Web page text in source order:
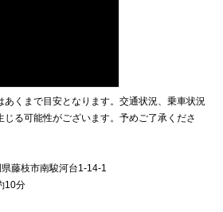
くまで目安となります。交通状況、乗車状況
じる可能性がございます。予めご了承くださ
藤枝市南駿河台1-14-1
10分